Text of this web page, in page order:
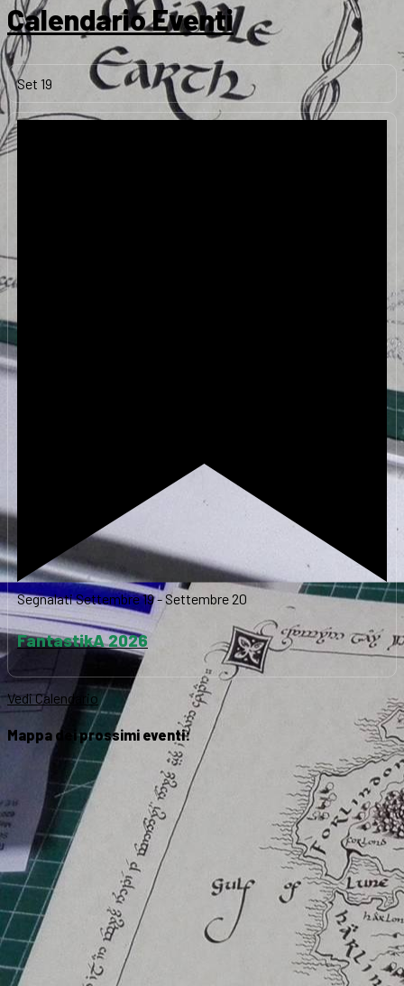
Calendario Eventi
Set 19
SegnalatiSettembre 19-Settembre 20
FantastikA 2026
Vedi Calendario
Mappa dei prossimi eventi: